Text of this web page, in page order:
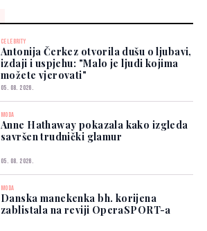
CELEBRITY
Antonija Čerkez otvorila dušu o ljubavi,
izdaji i uspjehu: "Malo je ljudi kojima
možete vjerovati"
05. 08. 2026.
MODA
Anne Hathaway pokazala kako izgleda
savršen trudnički glamur
05. 08. 2026.
MODA
Danska manekenka bh. korijena
zablistala na reviji OperaSPORT-a